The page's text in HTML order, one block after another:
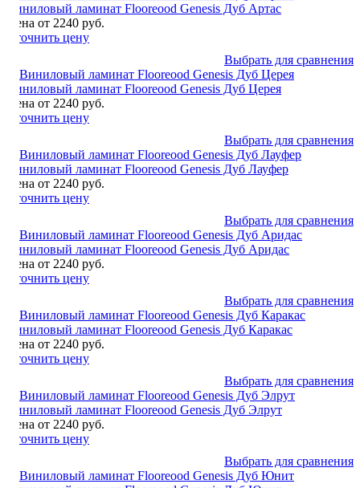
Виниловый ламинат Flooreood Genesis Дуб Артас
Цена от 2240 руб.
Уточнить цену
Выбрать для сравнения
Виниловый ламинат Flooreood Genesis Дуб Церея
Цена от 2240 руб.
Уточнить цену
Выбрать для сравнения
Виниловый ламинат Flooreood Genesis Дуб Лауфер
Цена от 2240 руб.
Уточнить цену
Выбрать для сравнения
Виниловый ламинат Flooreood Genesis Дуб Аридас
Цена от 2240 руб.
Уточнить цену
Выбрать для сравнения
Виниловый ламинат Flooreood Genesis Дуб Каракас
Цена от 2240 руб.
Уточнить цену
Выбрать для сравнения
Виниловый ламинат Flooreood Genesis Дуб Элрут
Цена от 2240 руб.
Уточнить цену
Выбрать для сравнения